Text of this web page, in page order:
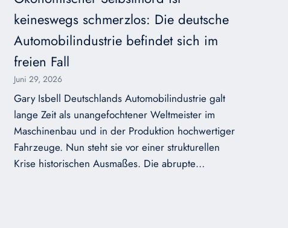
keineswegs schmerzlos: Die deutsche
Automobilindustrie befindet sich im
freien Fall
Juni 29, 2026
Gary Isbell Deutschlands Automobilindustrie galt
lange Zeit als unangefochtener Weltmeister im
Maschinenbau und in der Produktion hochwertiger
Fahrzeuge. Nun steht sie vor einer strukturellen
Krise historischen Ausmaßes. Die abrupte…